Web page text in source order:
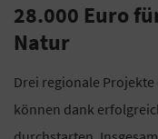
28.000 Euro
Natur
Drei regionale Projekte
können dank